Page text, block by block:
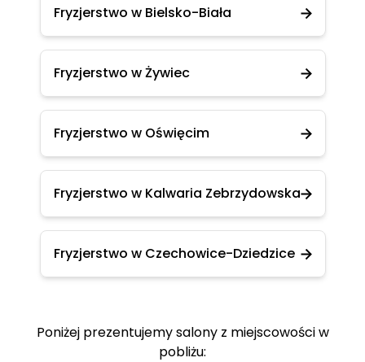
Fryzjerstwo w Bielsko-Biała
Fryzjerstwo w Żywiec
Fryzjerstwo w Oświęcim
Fryzjerstwo w Kalwaria Zebrzydowska
Fryzjerstwo w Czechowice-Dziedzice
Poniżej prezentujemy salony z miejscowości w
pobliżu: